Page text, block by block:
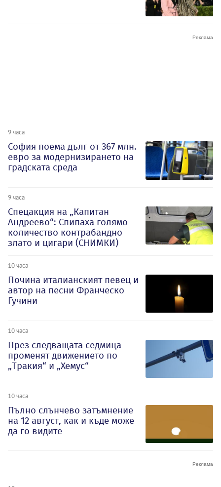
9 часа
София поема дълг от 367 млн.
евро за модернизирането на
градската среда
9 часа
Спецакция на „Капитан
Андреево“: Спипаха голямо
количество контрабандно
злато и цигари (СНИМКИ)
10 часа
Почина италианският певец и
автор на песни Франческо
Гучини
10 часа
През следващата седмица
променят движението по
„Тракия“ и „Хемус“
10 часа
Пълно слънчево затъмнение
на 12 август, как и къде може
да го видите